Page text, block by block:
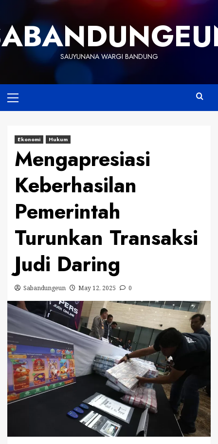
content
SAUYUNANA WARGI BANDUNG
Menu
Ekonomi Hukum
Mengapresiasi
Keberhasilan
Pemerintah
Turunkan Transaksi
Judi Daring
Sabandungeun May 12, 2025 0